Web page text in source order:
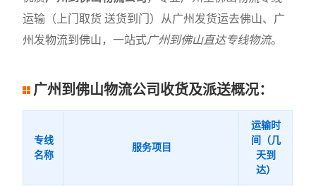
运输（上门取货 送货到门）从广州发货运去佛山、广
州发物流到佛山，一站式广州到佛山直达专线物流。
广州到佛山物流公司收货及派送概况：
专线
名称
服务项目
运输时
间（几
天到
达）